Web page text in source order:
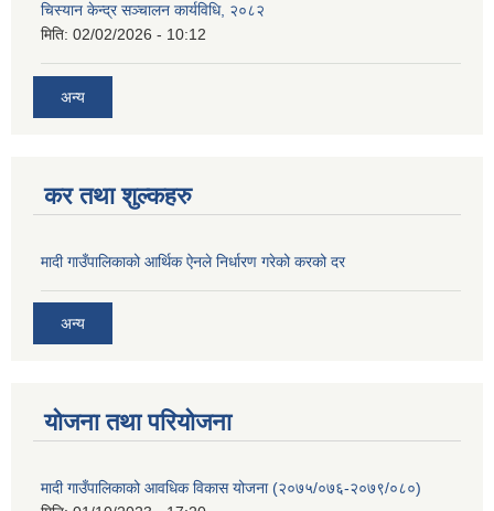
चिस्यान केन्द्र सञ्‍चालन कार्यविधि, २०८२
मिति: 02/02/2026 - 10:12
अन्य
कर तथा शुल्कहरु
मादी गाउँपालिकाको आर्थिक ऐनले निर्धारण गरेको करको दर
अन्य
योजना तथा परियोजना
मादी गाउँपालिकाको आवधिक विकास योजना (२०७५/०७६-२०७९/०८०)